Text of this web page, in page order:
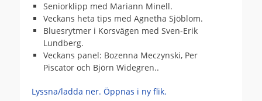
Seniorklipp med Mariann Minell.
Veckans heta tips med Agnetha Sjöblom.
Bluesrytmer i Korsvägen med Sven-Erik
Lundberg.
Veckans panel: Bozenna Meczynski, Per
Piscator och Björn Widegren..
Lyssna/ladda ner. Öppnas i ny flik.